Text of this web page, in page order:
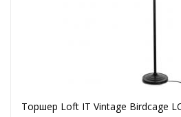
Торшер Loft IT Vintage Birdcage